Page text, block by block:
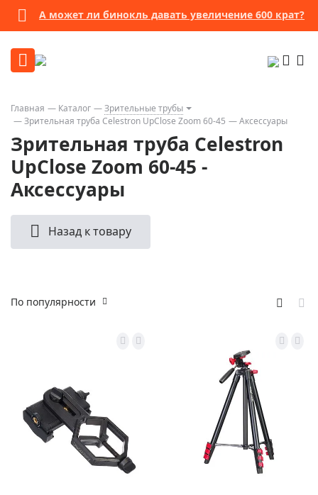
А может ли бинокль давать увеличение 600 крат?
Главная Каталог
Зрительные трубы
Зрительная труба Celestron UpClose Zoom 60-45
Аксессуары
Зрительная труба Celestron
UpClose Zoom 60-45 -
Аксессуары
Назад к товару
По популярности